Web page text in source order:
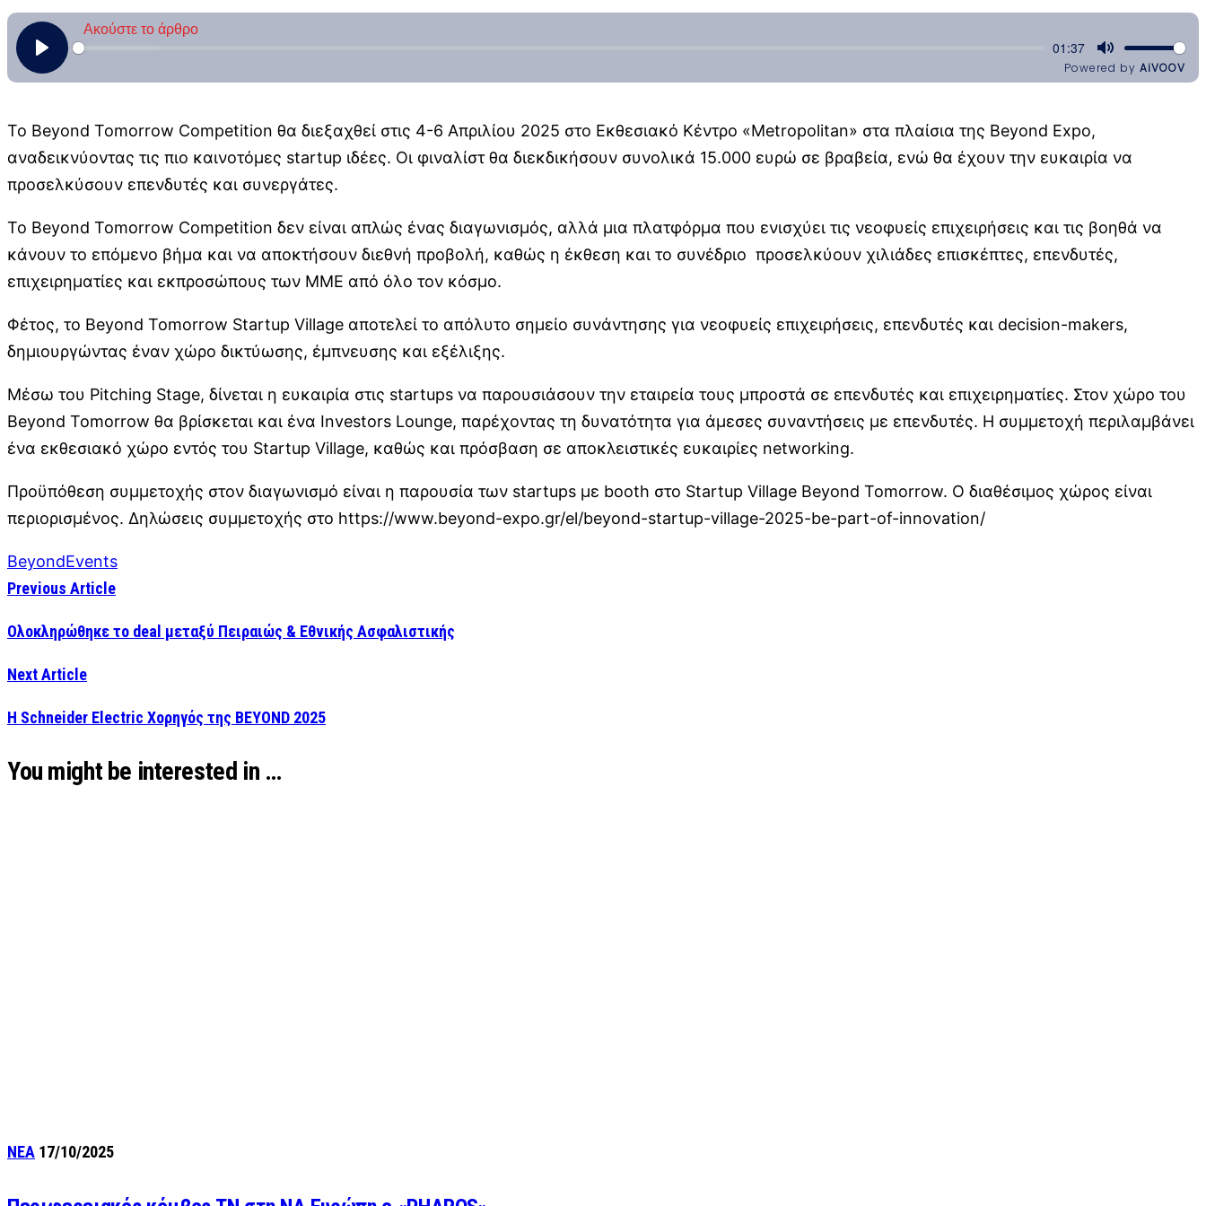
Το Beyond Tomorrow Competition θα διεξαχθεί στις 4-6 Απριλίου 2025 στο Εκθεσιακό Κέντρο «Metropolitan» στα πλαίσια της Beyond Expo,
αναδεικνύοντας τις πιο καινοτόμες startup ιδέες. Οι φιναλίστ θα διεκδικήσουν συνολικά 15.000 ευρώ σε βραβεία, ενώ θα έχουν την ευκαιρία να
προσελκύσουν επενδυτές και συνεργάτες.
To Beyond Tomorrow Competition δεν είναι απλώς ένας διαγωνισμός, αλλά μια πλατφόρμα που ενισχύει τις νεοφυείς επιχειρήσεις και τις βοηθά να
κάνουν το επόμενο βήμα και να αποκτήσουν διεθνή προβολή, καθώς η έκθεση και το συνέδριο προσελκύουν χιλιάδες επισκέπτες, επενδυτές,
επιχειρηματίες και εκπροσώπους των ΜΜΕ από όλο τον κόσμο.
Φέτος, το Beyond Tomorrow Startup Village αποτελεί το απόλυτο σημείο συνάντησης για νεοφυείς επιχειρήσεις, επενδυτές και decision-makers,
δημιουργώντας έναν χώρο δικτύωσης, έμπνευσης και εξέλιξης.
Μέσω του Pitching Stage, δίνεται η ευκαιρία στις startups να παρουσιάσουν την εταιρεία τους μπροστά σε επενδυτές και επιχειρηματίες. Στον χώρο του
Beyond Tomorrow θα βρίσκεται και ένα Investors Lounge, παρέχοντας τη δυνατότητα για άμεσες συναντήσεις με επενδυτές. Η συμμετοχή περιλαμβάνει
ένα εκθεσιακό χώρο εντός του Startup Village, καθώς και πρόσβαση σε αποκλειστικές ευκαιρίες networking.
Προϋπόθεση συμμετοχής στον διαγωνισμό είναι η παρουσία των startups με booth στο Startup Village Beyond Tomorrow. Ο διαθέσιμος χώρος είναι
περιορισμένος. Δηλώσεις συμμετοχής στο https://www.beyond-expo.gr/el/beyond-startup-village-2025-be-part-of-innovation/
BeyondEvents
Previous Article
Ολοκληρώθηκε το deal μεταξύ Πειραιώς & Εθνικής Ασφαλιστικής
Next Article
Η Schneider Electric Χορηγός της BEYOND 2025
You might be interested in …
ΝΕΑ 17/10/2025